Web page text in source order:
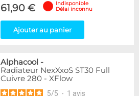
61,90 €
Indisponible
Délai inconnu
Ajouter au panier
Alphacool -
Radiateur NexXxoS ST30 Full
Cuivre 280 - XFlow
5/5 - 1 avis